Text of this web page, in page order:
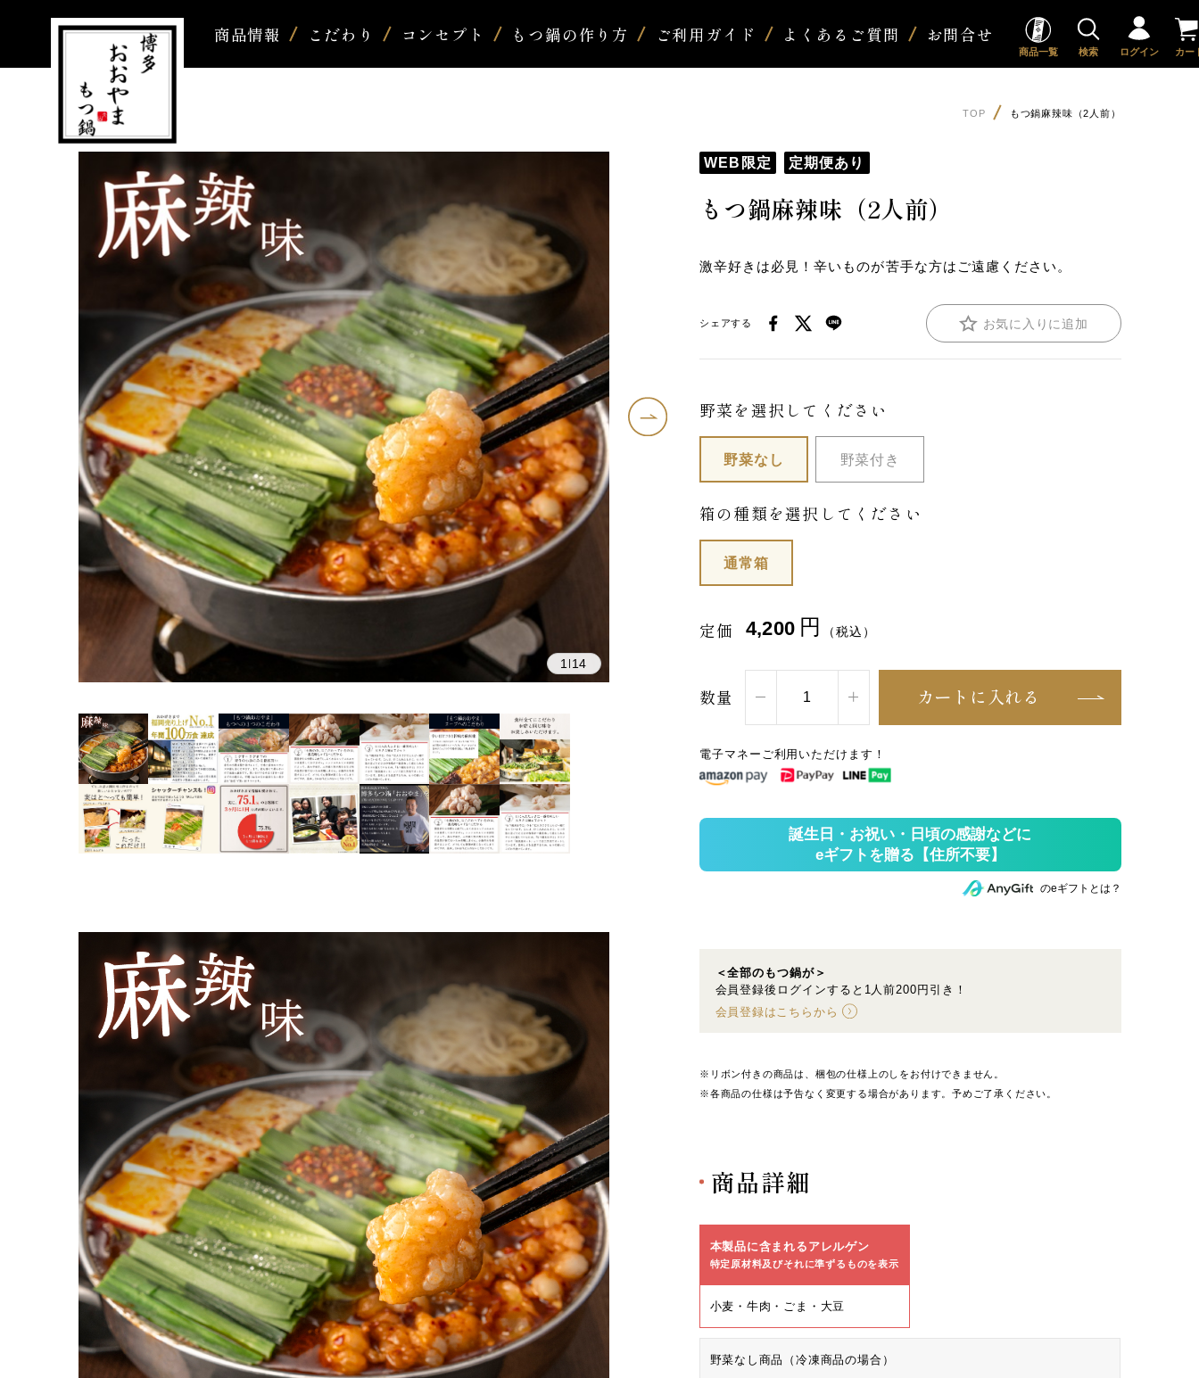
商品情報 こだわり コンセプト もつ鍋の作り方 ご利用ガイド よくあるご質問 お問合せ
商品一覧 検索 ログイン カー
TOP もつ鍋麻辣味（2人前）
1 14
WEB限定 定期便あり
もつ鍋麻辣味（2人前）
激辛好きは必見！辛いものが苦手な方はご遠慮ください。
シェアする お気に入りに追加
野菜を選択してください
野菜なし 野菜付き
箱の種類を選択してください
通常箱
定価 4,200 円 （税込）
数量 カートに入れる
電子マネーご利用いただけます！
のeギフトとは？
＜全部のもつ鍋が＞
会員登録後ログインすると1人前200円引き！
会員登録はこちらから
※リボン付きの商品は、梱包の仕様上のしをお付けできません。
※各商品の仕様は予告なく変更する場合があります。予めご了承ください。
商品詳細
本製品に含まれるアレルゲン
特定原材料及びそれに準ずるものを表示
小麦・牛肉・ごま・大豆
野菜なし商品（冷凍商品の場合）